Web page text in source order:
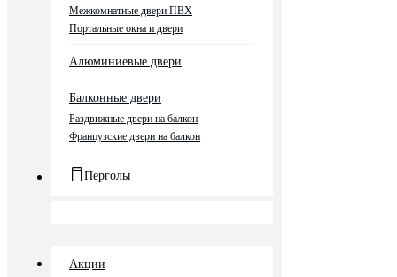
Межкомнатные двери ПВХ
Портальные окна и двери
Алюминиевые двери
Балконные двери
Раздвижные двери на балкон
Французские двери на балкон
Перголы
Акции